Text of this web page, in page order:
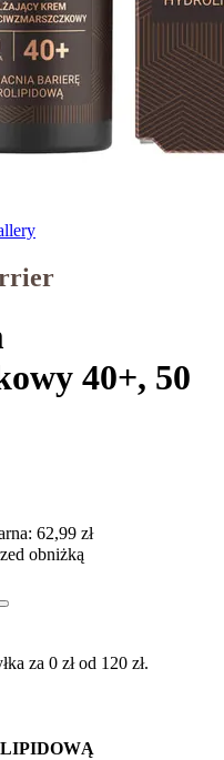
40+, 50
62,99 zł
obniżką
za 0 zł od 120 zł.